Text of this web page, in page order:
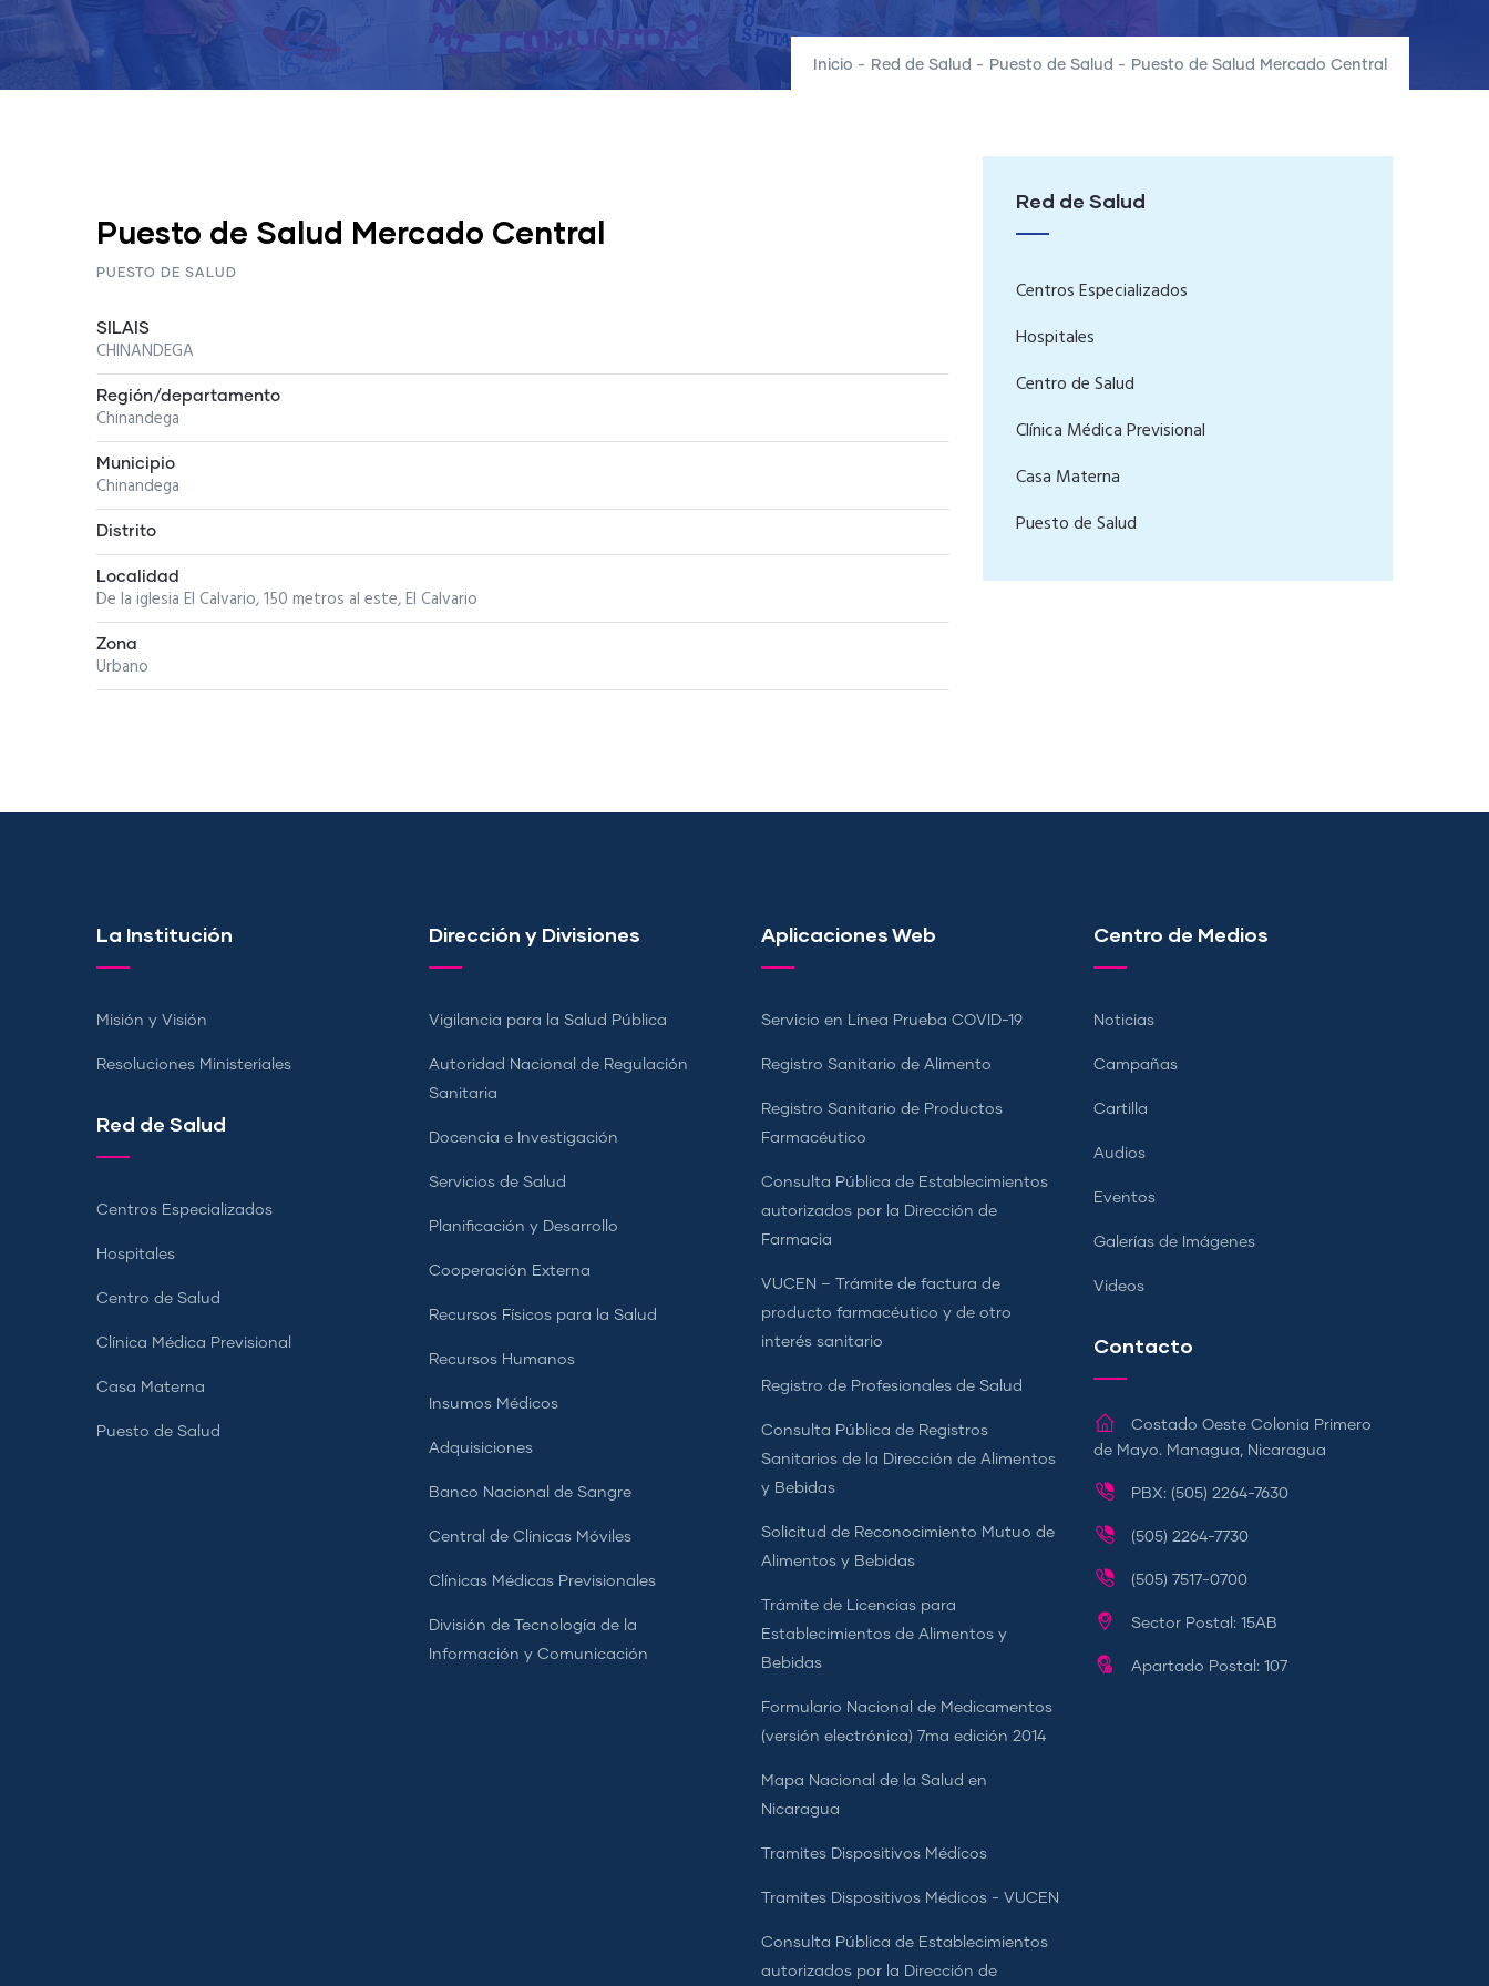
Inicio - Red de Salud - Puesto de Salud - Puesto de Salud Mercado Central
Puesto de Salud Mercado Central
PUESTO DE SALUD
SILAIS
CHINANDEGA
Región/departamento
Chinandega
Municipio
Chinandega
Distrito
Localidad
De la iglesia El Calvario, 150 metros al este, El Calvario
Zona
Urbano
Red de Salud
Centros Especializados
Hospitales
Centro de Salud
Clínica Médica Previsional
Casa Materna
Puesto de Salud
La Institución
Misión y Visión
Resoluciones Ministeriales
Red de Salud
Centros Especializados
Hospitales
Centro de Salud
Clínica Médica Previsional
Casa Materna
Puesto de Salud
Dirección y Divisiones
Vigilancia para la Salud Pública
Autoridad Nacional de Regulación
Sanitaria
Docencia e Investigación
Servicios de Salud
Planificación y Desarrollo
Cooperación Externa
Recursos Físicos para la Salud
Recursos Humanos
Insumos Médicos
Adquisiciones
Banco Nacional de Sangre
Central de Clínicas Móviles
Clínicas Médicas Previsionales
División de Tecnología de la
Información y Comunicación
Aplicaciones Web
Servicio en Línea Prueba COVID-19
Registro Sanitario de Alimento
Registro Sanitario de Productos
Farmacéutico
Consulta Pública de Establecimientos
autorizados por la Dirección de
Farmacia
VUCEN – Trámite de factura de
producto farmacéutico y de otro
interés sanitario
Registro de Profesionales de Salud
Consulta Pública de Registros
Sanitarios de la Dirección de Alimentos
y Bebidas
Solicitud de Reconocimiento Mutuo de
Alimentos y Bebidas
Trámite de Licencias para
Establecimientos de Alimentos y
Bebidas
Formulario Nacional de Medicamentos
(versión electrónica) 7ma edición 2014
Mapa Nacional de la Salud en
Nicaragua
Tramites Dispositivos Médicos
Tramites Dispositivos Médicos - VUCEN
Consulta Pública de Establecimientos
autorizados por la Dirección de
Centro de Medios
Noticias
Campañas
Cartilla
Audios
Eventos
Galerías de Imágenes
Videos
Contacto
Costado Oeste Colonia Primero
de Mayo. Managua, Nicaragua
PBX: (505) 2264-7630
(505) 2264-7730
(505) 7517-0700
Sector Postal: 15AB
Apartado Postal: 107